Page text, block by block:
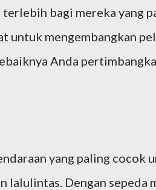
bagi mereka yang
untuk mengembangkan
Anda
yang paling cocok
lalulintas. Dengan